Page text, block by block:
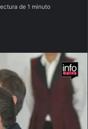
de 1 minuto